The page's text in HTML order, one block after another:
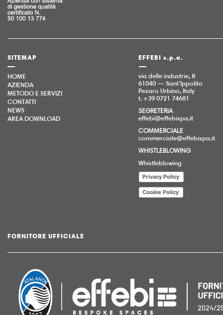
SITEMAP
HOME
AZIENDA
METODO E SERVIZI
CONTATTI
NEWS
AREA DOWNLOAD
EFFEBI s.p.a.
via delle industrie, 8
61040 — Sant’Ippolito
Pesaro Urbino, Italy
t. +39 0721 74681
SEGRETERIA
effebi@effebispa.it
COMMERCIALE
commerciale@effebispa.it
WHISTLEBLOWING
Whistleblowing
Privacy Policy
Cookie Policy
FORNITORE UFFICIALE